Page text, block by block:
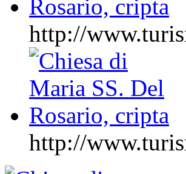
http://
http://